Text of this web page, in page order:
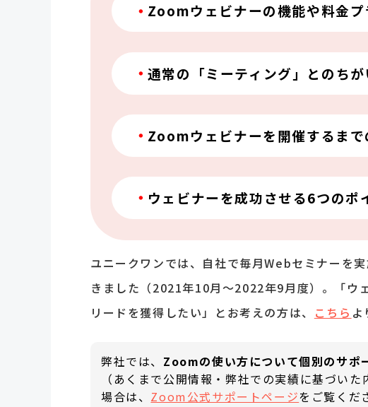
Zoomウェビナーの機能や料金プ
通常の「ミーティング」とのちが
Zoomウェビナーを開催するまで
ウェビナーを成功させる6つのポ
ユニークワンでは、自社で毎月Webセミナーを
きました（2021年10月～2022年9月度）。「ウ
リードを獲得したい」とお考えの方は、 こちら よ
弊社では、 Zoomの使い方について個別のサポ
（あくまで公開情報・弊社での実績に基づい
場合は、 Zoom公式サポートページをご覧くだ